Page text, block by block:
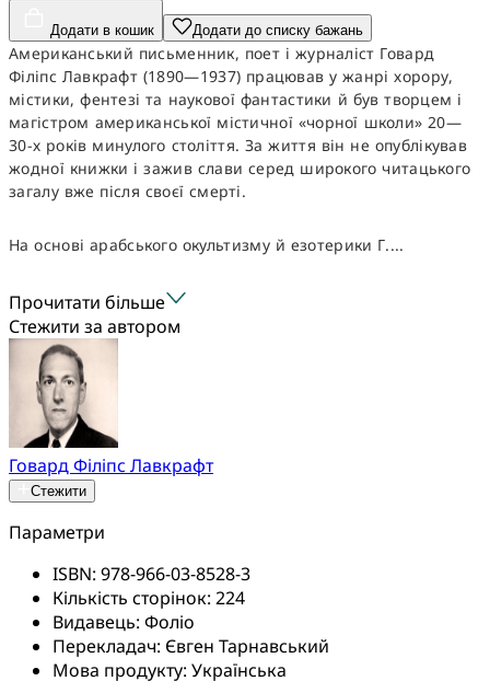
Додати в кошик Додати до списку бажань
Американський письменник, поет і журналіст Говард
Філіпс Лавкрафт (1890—1937) працював у жанрі хорору,
містики, фентезі та наукової фантастики й був творцем і
магістром американської містичної «чорної школи» 20—
30-х років минулого століття. За життя він не опублікував
жодної книжки і зажив слави серед широкого читацького
загалу вже після своєї смерті.
На основі арабського окультизму й езотерики Г....
Прочитати більше
Стежити за автором
Говард Філіпс Лавкрафт
Стежити
Параметри
ISBN: 978-966-03-8528-3
Кількість сторінок: 224
Видавець: Фоліо
Перекладач: Євген Тарнавський
Мова продукту: Українська